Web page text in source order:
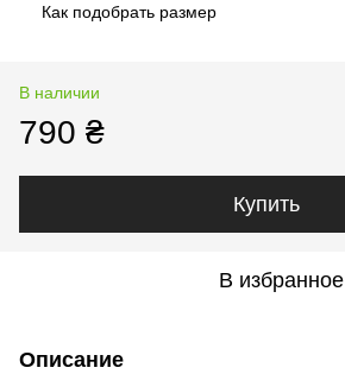
Как подобрать размер
В наличии
790 ₴
Купить
В избранное
Описание